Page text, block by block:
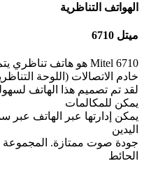
الهواتف التناظرية
ميتل 6710
Mitel 6710 هو هاتف تناظري يتم توفيره بالطاقة بواسطة
خادم الاتصالات (اللوحة
لقد تم تصميم هذا الهاتف
يمكن للمكالمات
يمكن إدارتها عبر الهاتف عبر
اليدين
جودة صوت ممتازة. المجموعة
الحائط